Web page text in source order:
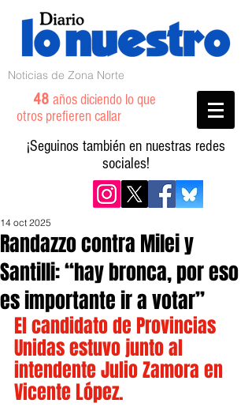
Noticias de Zona Norte
48 años diciendo lo que
otros prefieren callar
¡Seguinos también en nuestras redes
sociales!
Randazzo contra Milei y
Santilli: “hay bronca, por eso
es importante ir a votar”
14 oct 2025
El candidato de Provincias
Unidas estuvo junto al
intendente Julio Zamora en
Vicente López.